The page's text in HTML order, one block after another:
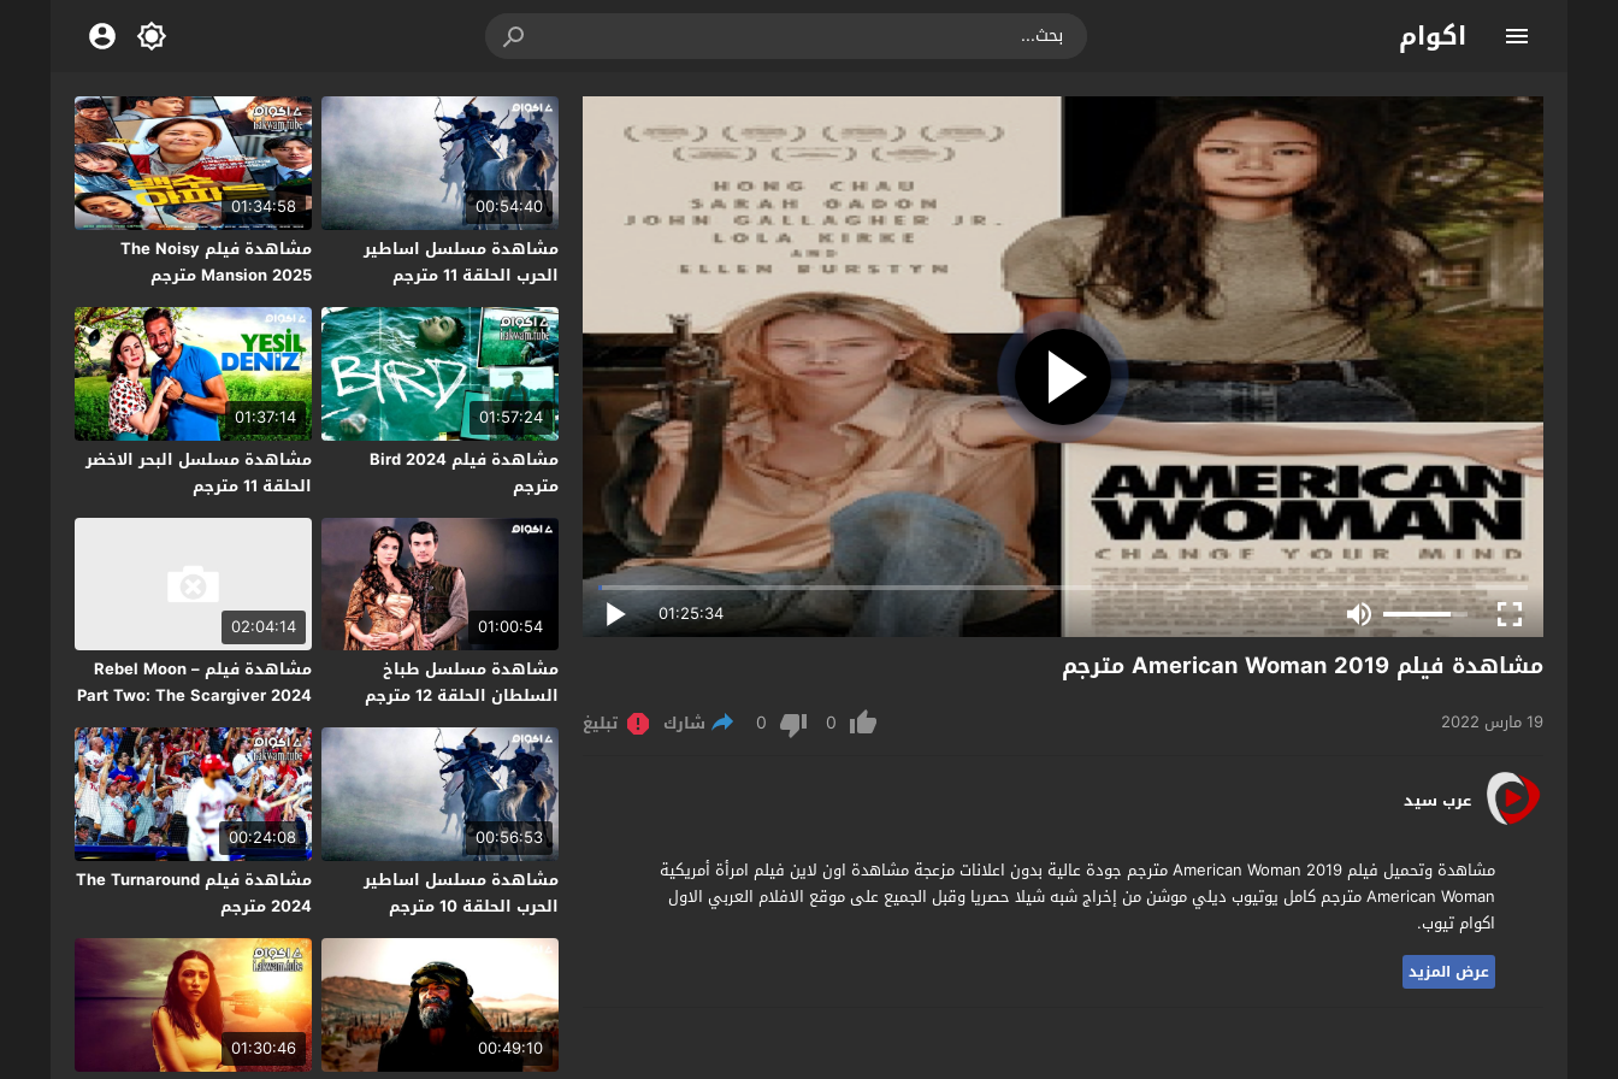
اكوام
01:25:34
مشاهدة فيلم American Woman 2019 مترجم
19 مارس 2022 0
0 شارك تبليغ
عرب سيد
مشاهدة وتحميل فيلم American Woman 2019 مترجم جودة عالية بدون اعلانات مزعجة مشاهدة اون لاين فيلم امرأة أمريكية
American Woman مترجم كامل يوتيوب ديلي موشن من إخراج شبه شيلا حصريا وقبل الجميع على موقع الافلام العربي الاول
اكوام تيوب.
عرض المزيد
00:54:40
مشاهدة مسلسل اساطير
الحرب الحلقة 11 مترجم
01:34:58
مشاهدة فيلم The Noisy
Mansion 2025 مترجم
01:57:24
مشاهدة فيلم Bird 2024
مترجم
01:37:14
مشاهدة مسلسل البحر الاخضر
الحلقة 11 مترجم
01:00:54
مشاهدة مسلسل طباخ
السلطان الحلقة 12 مترجم
02:04:14
مشاهدة فيلم Rebel Moon –
Part Two: The Scargiver 2024
مترجم
00:56:53
مشاهدة مسلسل اساطير
الحرب الحلقة 10 مترجم
00:24:08
مشاهدة فيلم The Turnaround
2024 مترجم
00:49:10
01:30:46